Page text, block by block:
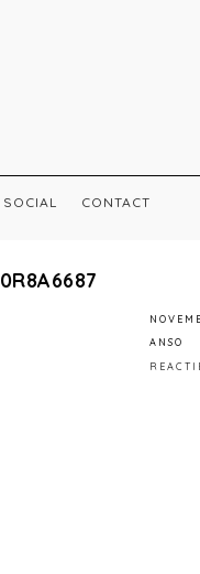
SOCIAL CONTACT
0R8A6687
ANSO